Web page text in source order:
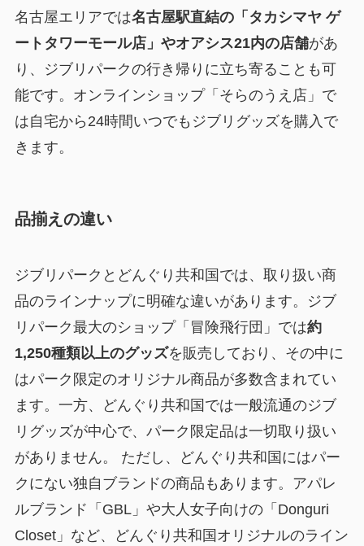
名古屋エリアでは名古屋駅直結の「タカシマヤ ゲ
ートタワーモール店」やオアシス21内の店舗があ
り、ジブリパークの行き帰りに立ち寄ることも可
能です。オンラインショップ「そらのうえ店」で
は自宅から24時間いつでもジブリグッズを購入で
きます。
品揃えの違い
ジブリパークとどんぐり共和国では、取り扱い商
品のラインナップに明確な違いがあります。ジブ
リパーク最大のショップ「冒険飛行団」では約
1,250種類以上のグッズを販売しており、その中に
はパーク限定のオリジナル商品が多数含まれてい
ます。一方、どんぐり共和国では一般流通のジブ
リグッズが中心で、パーク限定品は一切取り扱い
がありません。 ただし、どんぐり共和国にはパー
クにない独自ブランドの商品もあります。アパレ
ルブランド「GBL」や大人女子向けの「Donguri
Closet」など、どんぐり共和国オリジナルのライン